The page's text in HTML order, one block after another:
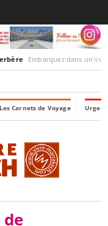
Embarquez dans un voyage culturel dans le
Les Carnets de Voyage